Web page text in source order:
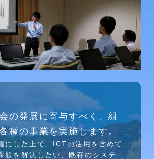
ション研究会、WEB/SNS研究会を
の発展に寄与すべく、組
種の事業を実施します。
にした上で、ICTの活⽤を含めて
題を解決したい、既存のシステ